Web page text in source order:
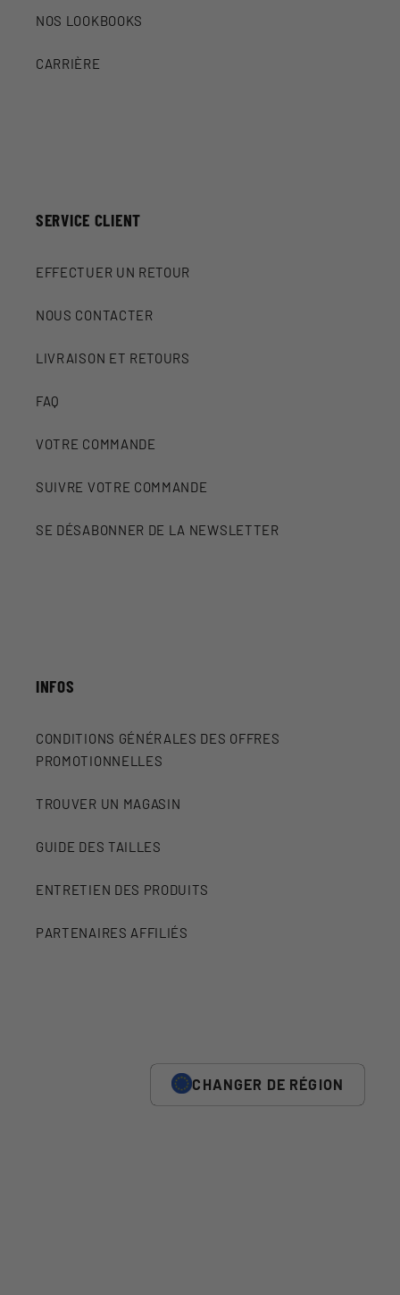
NOS LOOKBOOKS
CARRIÈRE
SERVICE CLIENT
EFFECTUER UN RETOUR
NOUS CONTACTER
LIVRAISON ET RETOURS
FAQ
VOTRE COMMANDE
SUIVRE VOTRE COMMANDE
SE DÉSABONNER DE LA NEWSLETTER
INFOS
CONDITIONS GÉNÉRALES DES OFFRES
PROMOTIONNELLES
TROUVER UN MAGASIN
GUIDE DES TAILLES
ENTRETIEN DES PRODUITS
PARTENAIRES AFFILIÉS
CHANGER DE RÉGION